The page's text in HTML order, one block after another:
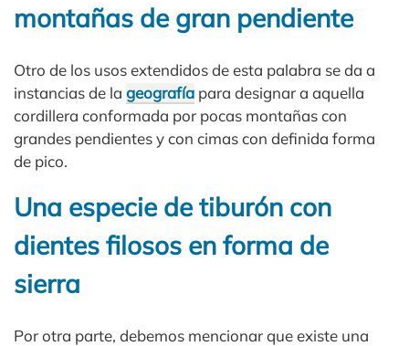
montañas de gran pendiente
Otro de los usos extendidos de esta palabra se da a
instancias de la geografía para designar a aquella
cordillera conformada por pocas montañas con
grandes pendientes y con cimas con definida forma
de pico.
Una especie de tiburón con
dientes filosos en forma de
sierra
Por otra parte, debemos mencionar que existe una